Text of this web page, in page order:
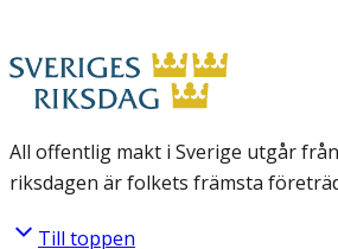
All offentlig makt i Sverige utgår
riksdagen är folkets främsta
Till toppen